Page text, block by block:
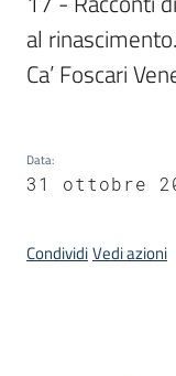
Didattica
Bookshop
Siti
al
Ca’ Foscari
Data:
31 ottobre
CondividiVedi azioni